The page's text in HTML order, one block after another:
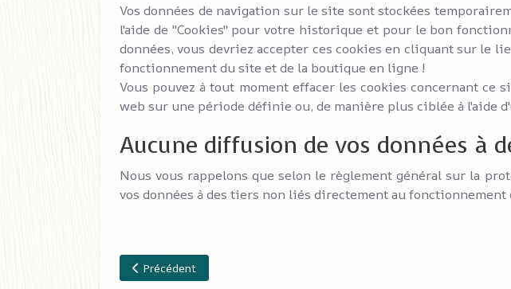
Vos données de navigation sur le site sont stockées
l'aide de "Cookies" pour votre historique et pour le bon
données, vous devriez accepter ces cookies en cliquant sur le
fonctionnement du site et de la boutique en ligne !
Vous pouvez à tout moment effacer les cookies concernant
web sur une période définie ou, de manière plus ciblée à l'aide
Aucune diffusion de vos données à
Nous vous rappelons que selon le règlement général sur la
vos données à des tiers non liés directement au
Article précédent : Processus d'utilisation du site
Précédent